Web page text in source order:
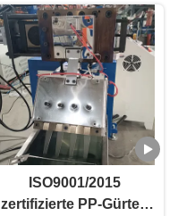
Spezifikationen für
Produktionsanlagen
ISO9001/2015
zertifizierte PP-Gürtel-